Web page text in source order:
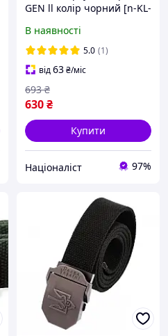
GEN ll колір чорний [n-KL-
В наявності
5.0 (1)
від63₴/міс
630₴
693 ₴
Купити
Націоналіст 97%